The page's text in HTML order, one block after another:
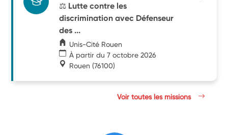
⚖️ Lutte contre les
discrimination avec Défenseur
des ...
Unis-Cité Rouen
À partir du 7 octobre 2026
Rouen (76100)
Voir toutes les missions